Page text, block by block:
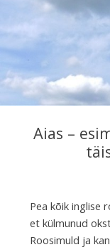
Aias –
Pea kõik inglise
et külmunud
Roosimuld ja